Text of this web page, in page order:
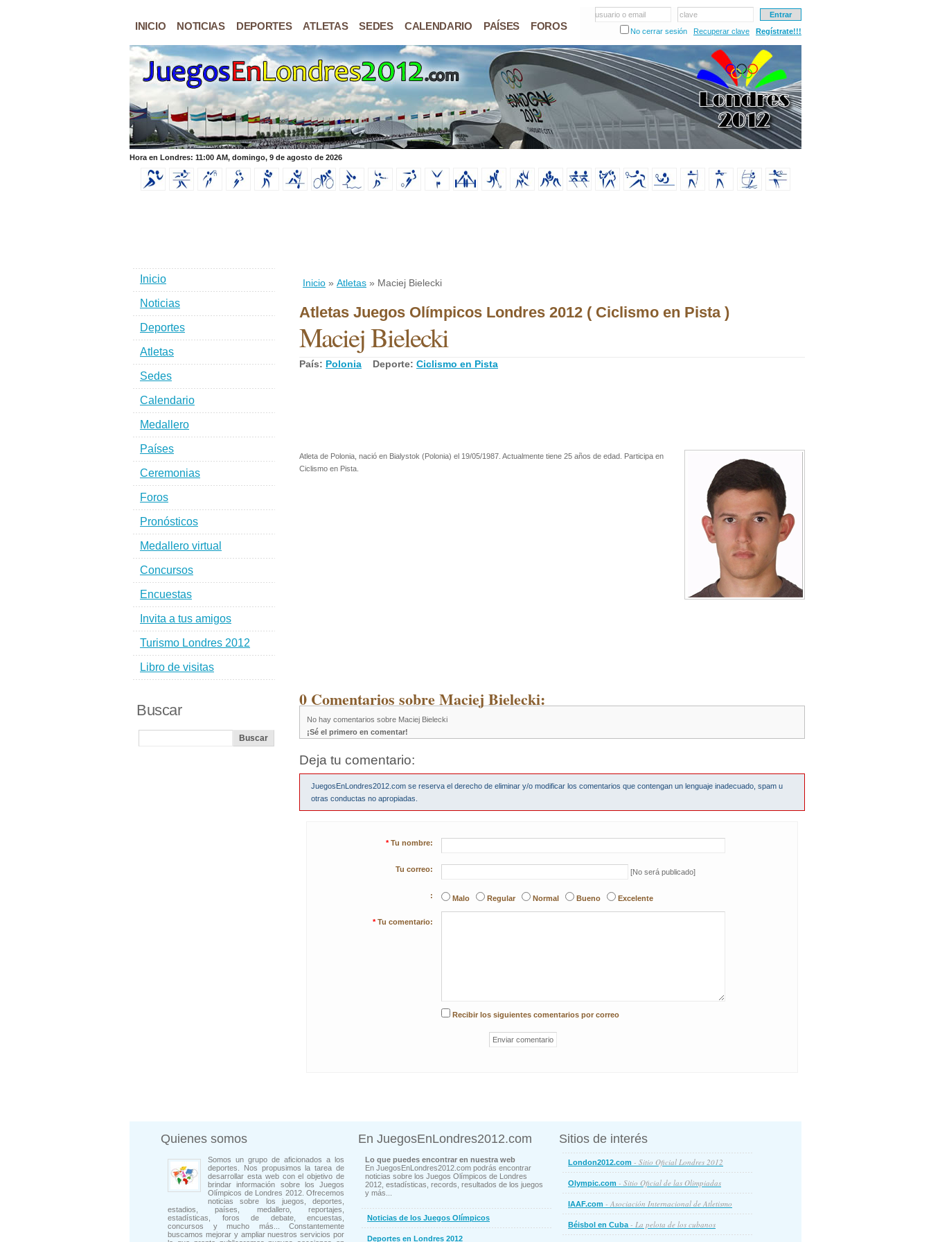
INICIO NOTICIAS DEPORTES ATLETAS SEDES CALENDARIO PAÍSES FOROS
usuario o email
clave
No cerrar sesión
Recuperar clave Regístrate!!!
Hora en Londres: 11:00 AM, domingo, 9 de agosto de 2026
Inicio » Atletas » Maciej Bielecki
Atletas Juegos Olímpicos Londres 2012 ( Ciclismo en Pista )
Maciej Bielecki
País: Polonia Deporte: Ciclismo en Pista
Atleta de Polonia, nació en Bialystok (Polonia) el 19/05/1987. Actualmente tiene 25 años de edad. Participa en
Ciclismo en Pista.
0 Comentarios sobre Maciej Bielecki:
No hay comentarios sobre Maciej Bielecki
¡Sé el primero en comentar!
Deja tu comentario:
JuegosEnLondres2012.com se reserva el derecho de eliminar y/o modificar los comentarios que contengan un lenguaje inadecuado, spam u
otras conductas no apropiadas.
* Tu nombre:
Tu correo: [No será publicado]
: Malo Regular Normal Bueno Excelente
* Tu comentario:
Recibir los siguientes comentarios por correo
Inicio
Noticias
Deportes
Atletas
Sedes
Calendario
Medallero
Países
Ceremonias
Foros
Pronósticos
Medallero virtual
Concursos
Encuestas
Invita a tus amigos
Turismo Londres 2012
Libro de visitas
Buscar
Quienes somos
Somos un grupo de aficionados a los
deportes. Nos propusimos la tarea de
desarrollar esta web con el objetivo de
brindar información sobre los Juegos
Olímpicos de Londres 2012. Ofrecemos
noticias sobre los juegos, deportes,
estadios, países, medallero, reportajes,
estadísticas, foros de debate, encuestas,
concursos y mucho más... Constantemente
buscamos mejorar y ampliar nuestros servicios por
En JuegosEnLondres2012.com
Lo que puedes encontrar en nuestra web
En JuegosEnLondres2012.com podrás encontrar
noticias sobre los Juegos Olímpicos de Londres
2012, estadísticas, records, resultados de los juegos
y más...
Noticias de los Juegos Olímpicos
Deportes en Londres 2012
Sitios de interés
London2012.com - Sitio Oficial Londres 2012
Olympic.com - Sitio Oficial de las Olimpiadas
IAAF.com - Asociación Internacional de Atletismo
Béisbol en Cuba- La pelota de los cubanos